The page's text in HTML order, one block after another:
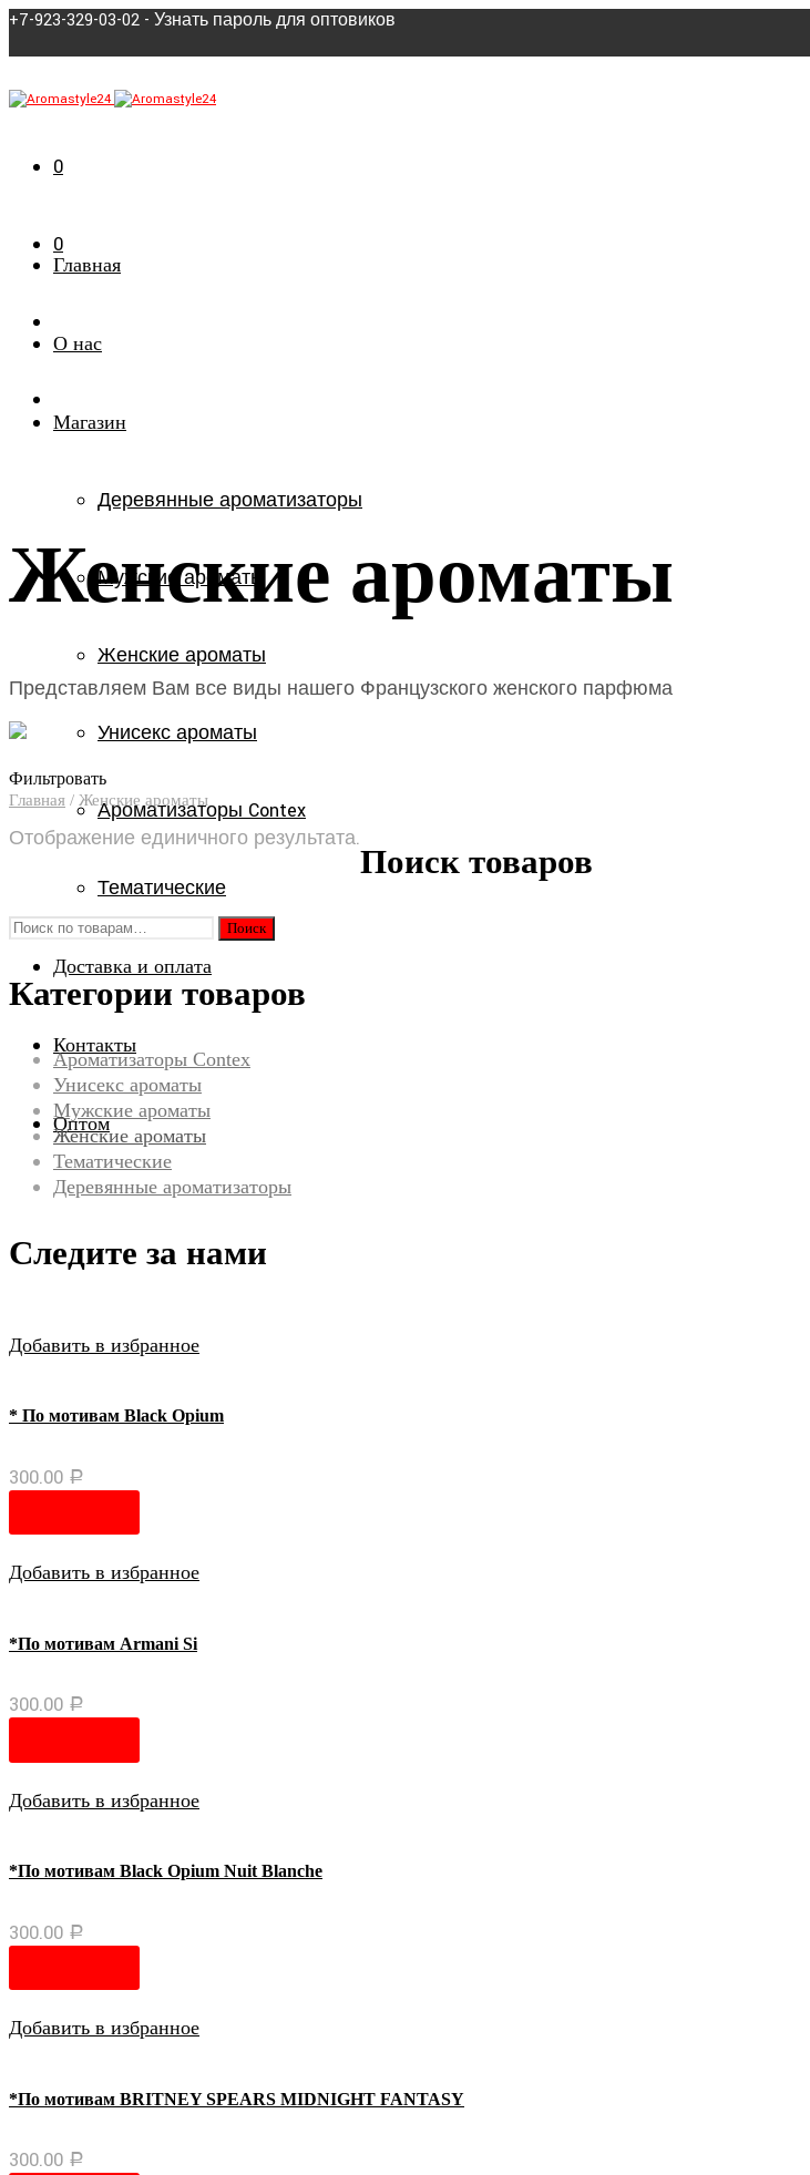
+7-923-329-03-02 - Узнать пароль для оптовиков
0
0
Главная
О нас
Магазин
Деревянные ароматизаторы
Мужские ароматы
Женские ароматы
Унисекс ароматы
Ароматизаторы Contex
Тематические
Доставка и оплата
Контакты
Оптом
Женские ароматы
Представляем Вам все виды нашего Французского женского парфюма
Фильтровать
Главная / Женские ароматы
Отображение единичного результата.
Поиск товаров
Искать:
Категории товаров
Ароматизаторы Contex
Унисекс ароматы
Мужские ароматы
Женские ароматы
Тематические
Деревянные ароматизаторы
Следите за нами
Добавить в избранное
* По мотивам Black Opium
300.00 Р
Добавить в избранное
*По мотивам Armani Si
300.00 Р
Добавить в избранное
*По мотивам Black Opium Nuit Blanche
300.00 Р
Добавить в избранное
*По мотивам BRITNEY SPEARS MIDNIGHT FANTASY
300.00 Р